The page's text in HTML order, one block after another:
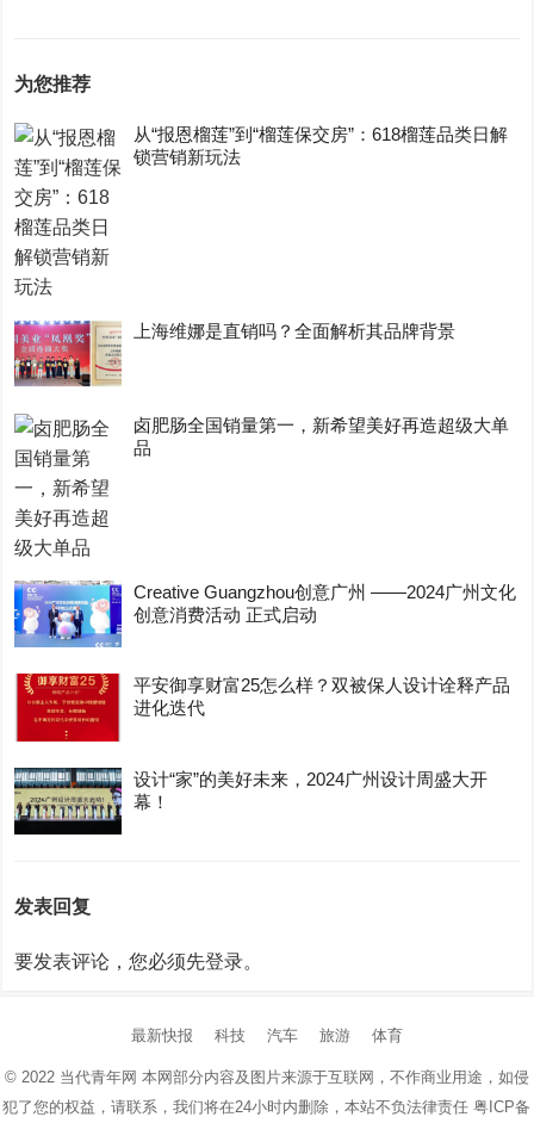
为您推荐
从“报恩榴莲”到“榴莲保交房”：618榴莲品类日解
锁营销新玩法
上海维娜是直销吗？全面解析其品牌背景
卤肥肠全国销量第一，新希望美好再造超级大单
品
Creative Guangzhou创意广州 ——2024广州文化
创意消费活动 正式启动
平安御享财富25怎么样？双被保人设计诠释产品
进化迭代
设计“家”的美好未来，2024广州设计周盛大开
幕！
发表回复
要发表评论，您必须先登录。
最新快报 科技 汽车 旅游 体育
© 2022 当代青年网 本网部分内容及图片来源于互联网，不作商业用途，如侵
犯了您的权益，请联系，我们将在24小时内删除，本站不负法律责任粤ICP备